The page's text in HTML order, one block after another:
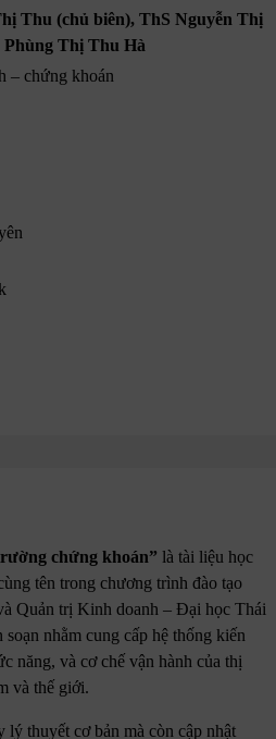
Thu (chủ biên), ThS Nguyễn Thị
Thị Thu Hà
– chứng khoán
chứng khoán” là tài liệu học
tên trong chương trình đào tạo
Quản trị Kinh doanh – Đại học Thái
nhằm cung cấp hệ thống kiến
năng, và cơ chế vận hành của thị
và thế giới.
thuyết cơ bản mà còn cập nhật